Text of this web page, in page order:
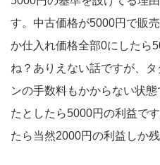
す。中古価格が5000円で販
か仕入れ価格全部0にしたら
ね？ありえない話ですが、
ンの手数料もかからない状
たとしたら5000円の利益で
たら当然2000円の利益しか